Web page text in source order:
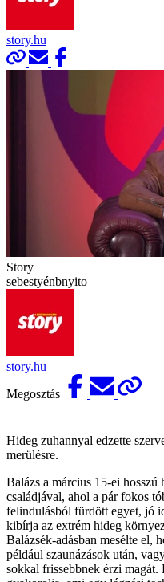
story.hu
Story
sebestyénbnyito
story.hu
Megosztás
Hideg zuhannyal edzette
merülésre.
Balázs a március 15-ei hosszú
családjával, ahol a pár fokos
felindulásból fürdött egyet, jó
kibírja az extrém hideg
Balázsék-adásban mesélte el,
például szaunázások után,
sokkal frissebbnek érzi